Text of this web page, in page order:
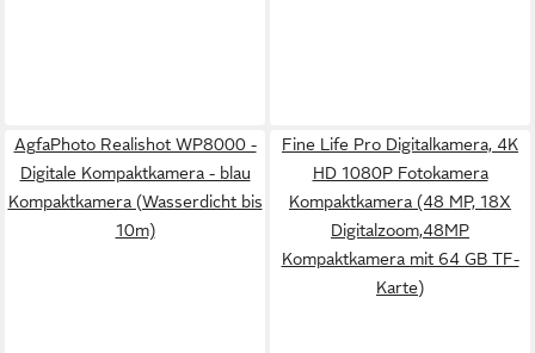
AgfaPhoto Realishot WP8000 -
Digitale Kompaktkamera - blau
Kompaktkamera (Wasserdicht bis
10m)
Fine Life Pro Digitalkamera, 4K
HD 1080P Fotokamera
Kompaktkamera (48 MP, 18X
Digitalzoom,48MP
Kompaktkamera mit 64 GB TF-
Karte)